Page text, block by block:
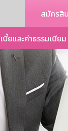
สมัครสิ
บี้ยและค่าธรรมเนียม